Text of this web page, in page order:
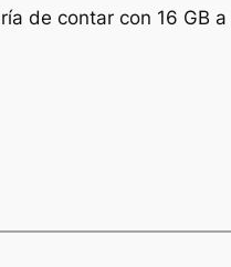
de contar con 16 GB a